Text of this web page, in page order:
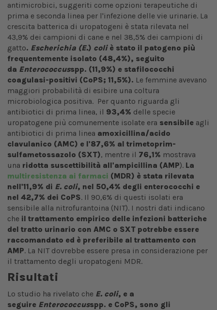
antimicrobici, suggeriti come opzioni terapeutiche di
prima e seconda linea per l'infezione delle vie urinarie. La
crescita batterica di uropatogeni è stata rilevata nel
43,9% dei campioni di cane e nel 38,5% dei campioni di
gatto. Escherichia (E.) coliè stato il patogeno più
frequentemente isolato (48,4%), seguito
da Enterococcusspp. (11,9%) e stafilococchi
coagulasi-positivi (CoPS; 11,5%). Le femmine avevano
maggiori probabilità di esibire una coltura
microbiologica positiva. Per quanto riguarda gli
antibiotici di prima linea, il 93,4% delle specie
uropatogene più comunemente isolate era sensibile agli
antibiotici di prima linea amoxicillina/acido
clavulanico (AMC) e l'87,6% al trimetoprim-
sulfametossazolo (SXT), mentre il 76,1% mostrava
una ridotta suscettibilità all'ampicillina (AMP). La
multiresistenza ai farmaci (MDR) è stata rilevata
nell'11,9% di E. coli, nel 50,4% degli enterococchi e
nel 42,7% dei CoPS. Il 90,6% di questi isolati era
sensibile alla nitrofurantoina (NIT). I nostri dati indicano
che il trattamento empirico delle infezioni batteriche
del tratto urinario con AMC o SXT potrebbe essere
raccomandato ed è preferibile al trattamento con
AMP. La NIT dovrebbe essere presa in considerazione per
il trattamento degli uropatogeni MDR.
Risultati
Lo studio ha rivelato che E. coli, e a
seguire Enterococcusspp. e CoPS, sono gli